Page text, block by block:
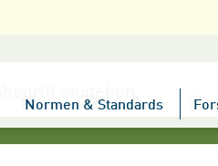
Normen & Standards